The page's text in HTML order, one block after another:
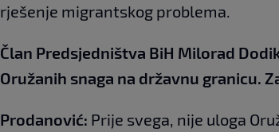
rješenje migrantskog problema.
Član Predsjedništva BiH Milorad
Oružanih snaga na državnu granicu.
Prodanović: Prije svega, nije uloga